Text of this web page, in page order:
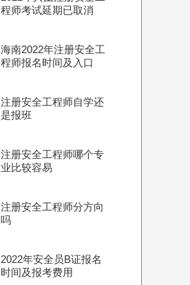
程师考试延期已取消
海南2022年注册安全工
程师报名时间及入口
注册安全工程师自学还
是报班
注册安全工程师哪个专
业比较容易
注册安全工程师分方向
吗
2022年安全员B证报名
时间及报考费用